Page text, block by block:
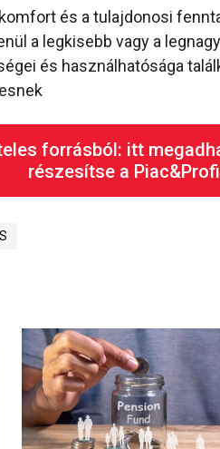
és a tulajdonosi
a legkisebb vagy a
és használhatósága
forrásból: itt
részesítse a